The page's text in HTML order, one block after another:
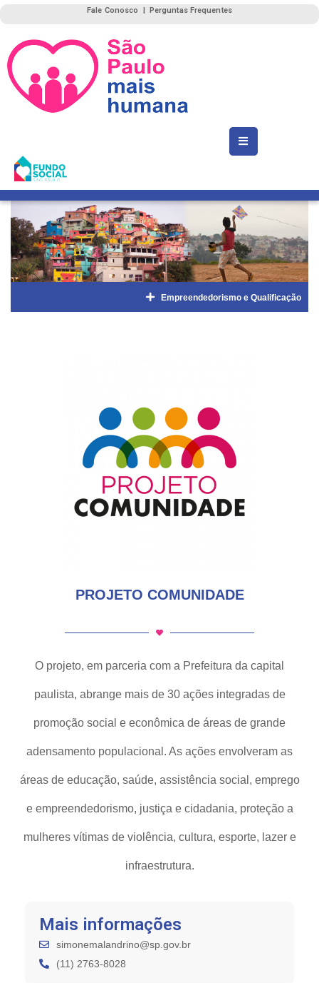
Fale Conosco | Perguntas Frequentes
Empreendedorismo e Qualificação
PROJETO COMUNIDADE
O projeto, em parceria com a Prefeitura da capital
paulista, abrange mais de 30 ações integradas de
promoção social e econômica de áreas de grande
adensamento populacional. As ações envolveram as
áreas de educação, saúde, assistência social, emprego
e empreendedorismo, justiça e cidadania, proteção a
mulheres vítimas de violência, cultura, esporte, lazer e
infraestrutura.
Mais informações
simonemalandrino@sp.gov.br
(11) 2763-8028